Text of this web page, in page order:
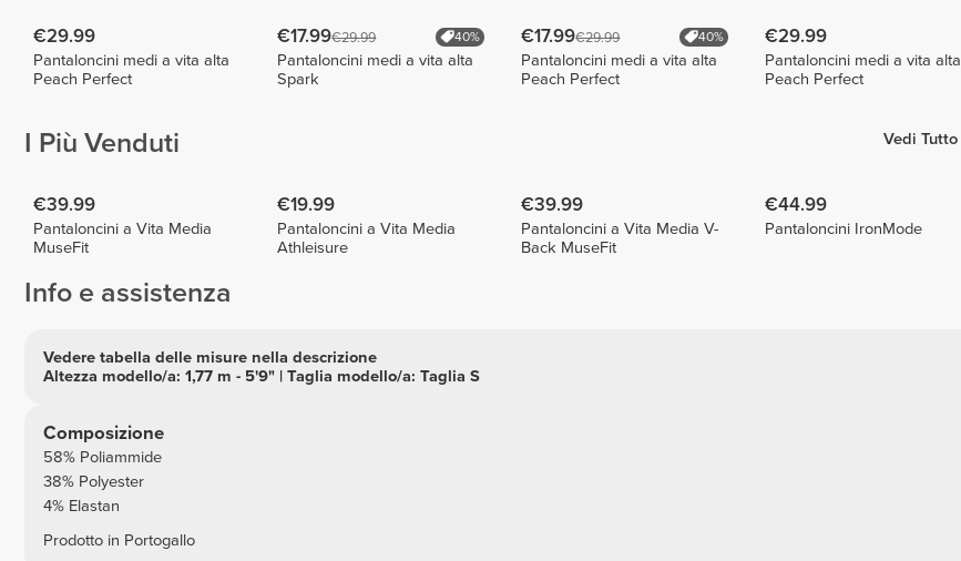
€29.99
Pantaloncini medi a vita alta
Peach Perfect
€17.99€29.99 40%
Pantaloncini medi a vita alta
Spark
€17.99€29.99 40%
Pantaloncini medi a vita alta
Peach Perfect
€29.99
Pantaloncini medi a vita alta
Peach Perfect
I Più Venduti Vedi Tutto
€39.99
Pantaloncini a Vita Media
MuseFit
€19.99
Pantaloncini a Vita Media
Athleisure
€39.99
Pantaloncini a Vita Media V-
Back MuseFit
€44.99
Pantaloncini IronMode
Info e assistenza
Vedere tabella delle misure nella descrizione
Altezza modello/a: 1,77 m - 5'9" | Taglia modello/a: Taglia S
Composizione
58% Poliammide
38% Polyester
4% Elastan
Prodotto in Portogallo